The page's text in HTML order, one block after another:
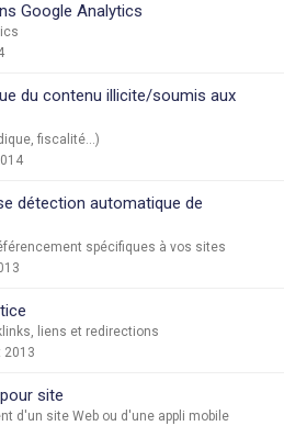
Google Analytics
du contenu illicite/soumis aux
fiscalité...)
détection automatique de
spécifiques à vos sites
liens et redirections
2013
site
d'un site Web ou d'une appli mobile